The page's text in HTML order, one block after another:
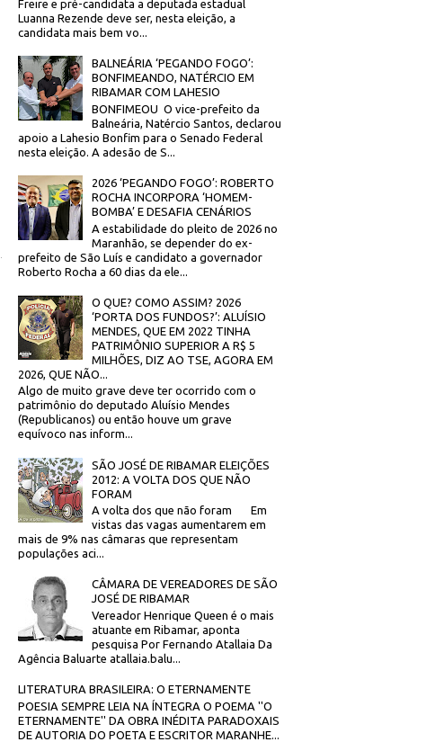
Freire e pré-candidata a deputada estadual
Luanna Rezende deve ser, nesta eleição, a
candidata mais bem vo...
BALNEÁRIA ‘PEGANDO FOGO’:
BONFIMEANDO, NATÉRCIO EM
RIBAMAR COM LAHESIO
BONFIMEOU O vice-prefeito da
Balneária, Natércio Santos, declarou
apoio a Lahesio Bonfim para o Senado Federal
nesta eleição. A adesão de S...
2026 ‘PEGANDO FOGO’: ROBERTO
ROCHA INCORPORA ‘HOMEM-
BOMBA’ E DESAFIA CENÁRIOS
A estabilidade do pleito de 2026 no
Maranhão, se depender do ex-
prefeito de São Luís e candidato a governador
Roberto Rocha a 60 dias da ele...
O QUE? COMO ASSIM? 2026
‘PORTA DOS FUNDOS?’: ALUÍSIO
MENDES, QUE EM 2022 TINHA
PATRIMÔNIO SUPERIOR A R$ 5
MILHÕES, DIZ AO TSE, AGORA EM
2026, QUE NÃO...
Algo de muito grave deve ter ocorrido com o
patrimônio do deputado Aluísio Mendes
(Republicanos) ou então houve um grave
equívoco nas inform...
SÃO JOSÉ DE RIBAMAR ELEIÇÕES
2012: A VOLTA DOS QUE NÃO
FORAM
A volta dos que não foram Em
vistas das vagas aumentarem em
mais de 9% nas câmaras que representam
populações aci...
CÂMARA DE VEREADORES DE SÃO
JOSÉ DE RIBAMAR
Vereador Henrique Queen é o mais
atuante em Ribamar, aponta
pesquisa Por Fernando Atallaia Da
Agência Baluarte atallaia.balu...
LITERATURA BRASILEIRA: O ETERNAMENTE
POESIA SEMPRE LEIA NA ÍNTEGRA O POEMA ''O
ETERNAMENTE'' DA OBRA INÉDITA PARADOXAIS
DE AUTORIA DO POETA E ESCRITOR MARANHE...